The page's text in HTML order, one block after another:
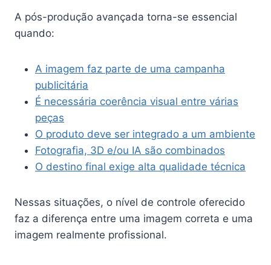
A pós-produção avançada torna-se essencial
quando:
A imagem faz parte de uma campanha
publicitária
É necessária coerência visual entre várias
peças
O produto deve ser integrado a um ambiente
Fotografia, 3D e/ou IA são combinados
O destino final exige alta qualidade técnica
Nessas situações, o nível de controle oferecido
faz a diferença entre uma imagem correta e uma
imagem realmente profissional.